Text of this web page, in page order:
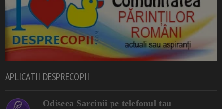
APLICATII DESPRECOPII
Odiseea Sarcinii pe telefonul tau